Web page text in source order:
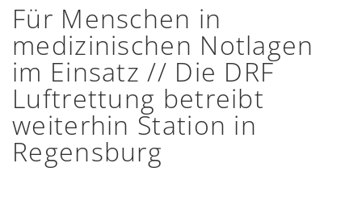
Für Menschen in
medizinischen Notlagen
im Einsatz // Die DRF
Luftrettung betreibt
weiterhin Station in
Regensburg